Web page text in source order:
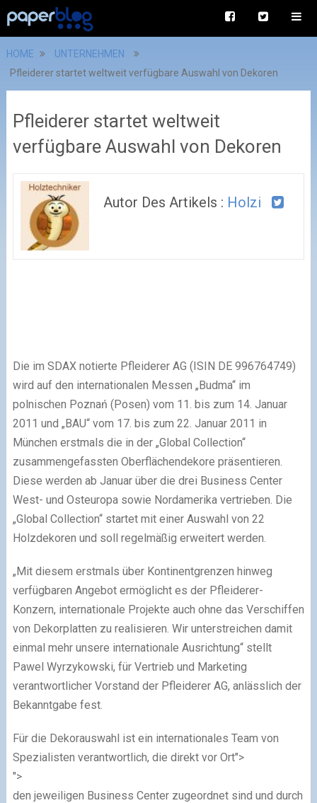
HOME
UNTERNEHMEN
Pfleiderer startet weltweit verfügbare Auswahl von Dekoren
Pfleiderer startet weltweit
verfügbare Auswahl von Dekoren
Autor Des Artikels : Holzi
Die im SDAX notierte Pfleiderer AG (ISIN DE 996764749)
wird auf den internationalen Messen „Budma“ im
polnischen Poznań (Posen) vom 11. bis zum 14. Januar
2011 und „BAU“ vom 17. bis zum 22. Januar 2011 in
München erstmals die in der „Global Collection“
zusammengefassten Oberflächendekore präsentieren.
Diese werden ab Januar über die drei Business Center
West- und Osteuropa sowie Nordamerika vertrieben. Die
„Global Collection“ startet mit einer Auswahl von 22
Holzdekoren und soll regelmäßig erweitert werden.
„Mit diesem erstmals über Kontinentgrenzen hinweg
verfügbaren Angebot ermöglicht es der Pfleiderer-
Konzern, internationale Projekte auch ohne das Verschiffen
von Dekorplatten zu realisieren. Wir unterstreichen damit
einmal mehr unsere internationale Ausrichtung“ stellt
Pawel Wyrzykowski, für Vertrieb und Marketing
verantwortlicher Vorstand der Pfleiderer AG, anlässlich der
Bekanntgabe fest.
Für die Dekorauswahl ist ein internationales Team von
Spezialisten verantwortlich, die direkt vor Ort">
">
den jeweiligen Business Center zugeordnet sind und durch